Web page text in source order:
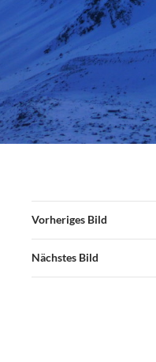
Vorheriges Bild
Nächstes Bild